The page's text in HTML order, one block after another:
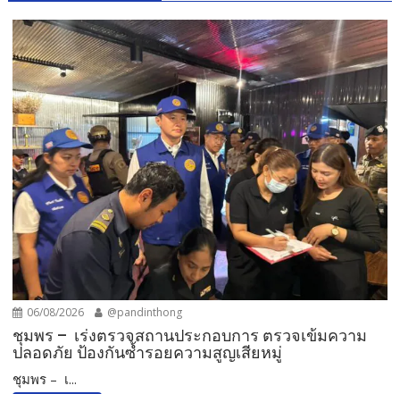
06/08/2026 @pandinthong
ชุมพร – เร่งตรวจสถานประกอบการ ตรวจเข้มความ
ปลอดภัย ป้องกันซ้ำรอยความสูญเสียหมู่
ชุมพร – เ...